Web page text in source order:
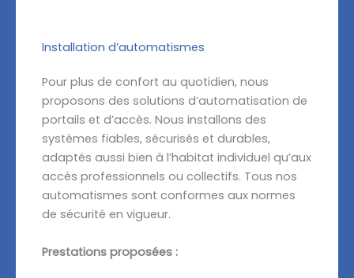
Installation d’automatismes
Pour plus de confort au quotidien, nous
proposons des solutions d’automatisation de
portails et d’accès. Nous installons des
systèmes fiables, sécurisés et durables,
adaptés aussi bien à l’habitat individuel qu’aux
accès professionnels ou collectifs. Tous nos
automatismes sont conformes aux normes
de sécurité en vigueur.
Prestations proposées :